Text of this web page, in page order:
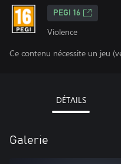
PEGI 16
Violence
Ce contenu nécessite un jeu
DÉTAILS
Galerie